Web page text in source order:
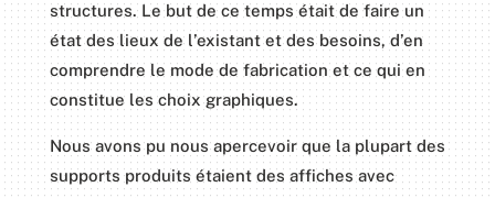
structures. Le but de ce temps était de faire un
état des lieux de l’existant et des besoins, d’en
comprendre le mode de fabrication et ce qui en
constitue les choix graphiques.
Nous avons pu nous apercevoir que la plupart des
supports produits étaient des affiches avec